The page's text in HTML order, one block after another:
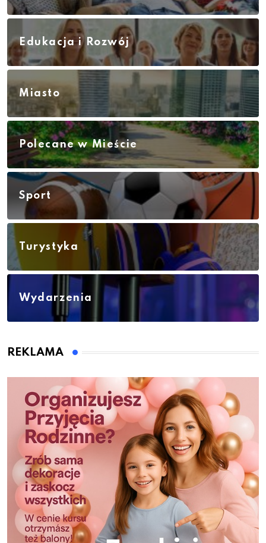
Edukacja i Rozwój
Miasto
Polecane w Mieście
Sport
Turystyka
Wydarzenia
REKLAMA